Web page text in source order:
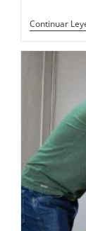
Continuar